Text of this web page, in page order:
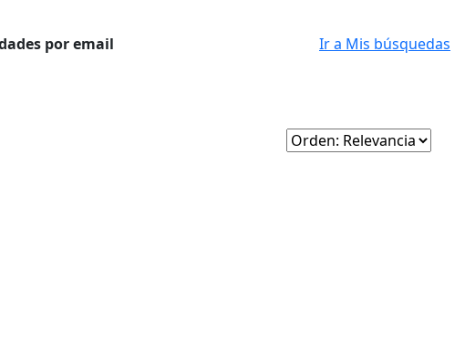
por email Ir a Mis búsquedas